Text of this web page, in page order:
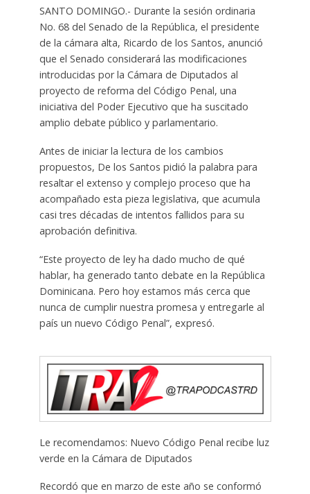
SANTO DOMINGO.- Durante la sesión ordinaria
No. 68 del Senado de la República, el presidente
de la cámara alta, Ricardo de los Santos, anunció
que el Senado considerará las modificaciones
introducidas por la Cámara de Diputados al
proyecto de reforma del Código Penal, una
iniciativa del Poder Ejecutivo que ha suscitado
amplio debate público y parlamentario.
Antes de iniciar la lectura de los cambios
propuestos, De los Santos pidió la palabra para
resaltar el extenso y complejo proceso que ha
acompañado esta pieza legislativa, que acumula
casi tres décadas de intentos fallidos para su
aprobación definitiva.
“Este proyecto de ley ha dado mucho de qué
hablar, ha generado tanto debate en la República
Dominicana. Pero hoy estamos más cerca que
nunca de cumplir nuestra promesa y entregarle al
país un nuevo Código Penal”, expresó.
Le recomendamos: Nuevo Código Penal recibe luz
verde en la Cámara de Diputados
Recordó que en marzo de este año se conformó